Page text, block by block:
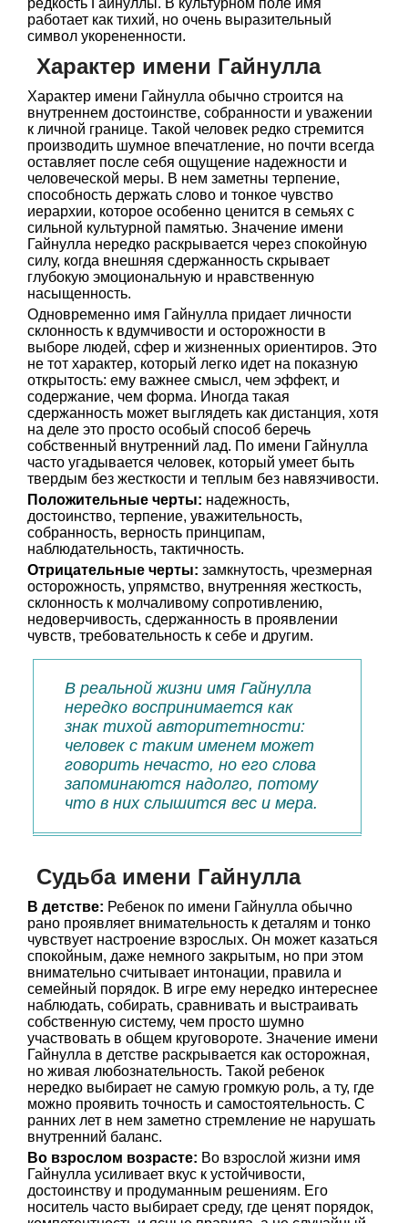
редкость Гайнуллы. В культурном поле имя
работает как тихий, но очень выразительный
символ укорененности.
Характер имени Гайнулла
Характер имени Гайнулла обычно строится на
внутреннем достоинстве, собранности и уважении
к личной границе. Такой человек редко стремится
производить шумное впечатление, но почти всегда
оставляет после себя ощущение надежности и
человеческой меры. В нем заметны терпение,
способность держать слово и тонкое чувство
иерархии, которое особенно ценится в семьях с
сильной культурной памятью. Значение имени
Гайнулла нередко раскрывается через спокойную
силу, когда внешняя сдержанность скрывает
глубокую эмоциональную и нравственную
насыщенность.
Одновременно имя Гайнулла придает личности
склонность к вдумчивости и осторожности в
выборе людей, сфер и жизненных ориентиров. Это
не тот характер, который легко идет на показную
открытость: ему важнее смысл, чем эффект, и
содержание, чем форма. Иногда такая
сдержанность может выглядеть как дистанция, хотя
на деле это просто особый способ беречь
собственный внутренний лад. По имени Гайнулла
часто угадывается человек, который умеет быть
твердым без жесткости и теплым без навязчивости.
Положительные черты: надежность,
достоинство, терпение, уважительность,
собранность, верность принципам,
наблюдательность, тактичность.
Отрицательные черты: замкнутость, чрезмерная
осторожность, упрямство, внутренняя жесткость,
склонность к молчаливому сопротивлению,
недоверчивость, сдержанность в проявлении
чувств, требовательность к себе и другим.
В реальной жизни имя Гайнулла
нередко воспринимается как
знак тихой авторитетности:
человек с таким именем может
говорить нечасто, но его слова
запоминаются надолго, потому
что в них слышится вес и мера.
Судьба имени Гайнулла
В детстве: Ребенок по имени Гайнулла обычно
рано проявляет внимательность к деталям и тонко
чувствует настроение взрослых. Он может казаться
спокойным, даже немного закрытым, но при этом
внимательно считывает интонации, правила и
семейный порядок. В игре ему нередко интереснее
наблюдать, собирать, сравнивать и выстраивать
собственную систему, чем просто шумно
участвовать в общем круговороте. Значение имени
Гайнулла в детстве раскрывается как осторожная,
но живая любознательность. Такой ребенок
нередко выбирает не самую громкую роль, а ту, где
можно проявить точность и самостоятельность. С
ранних лет в нем заметно стремление не нарушать
внутренний баланс.
Во взрослом возрасте: Во взрослой жизни имя
Гайнулла усиливает вкус к устойчивости,
достоинству и продуманным решениям. Его
носитель часто выбирает среду, где ценят порядок,